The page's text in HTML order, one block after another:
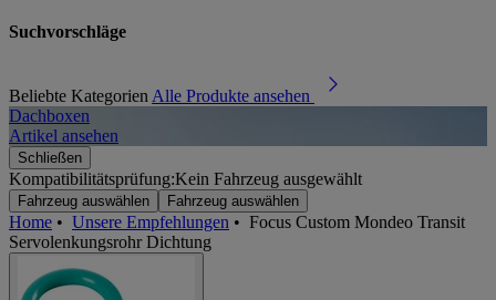
Suchvorschläge
Beliebte Kategorien Alle Produkte ansehen
Dachboxen
Artikel ansehen
Schließen
Kompatibilitätsprüfung:Kein Fahrzeug ausgewählt
Fahrzeug auswählen Fahrzeug auswählen
Home • Unsere Empfehlungen • Focus Custom Mondeo Transit
Servolenkungsrohr Dichtung